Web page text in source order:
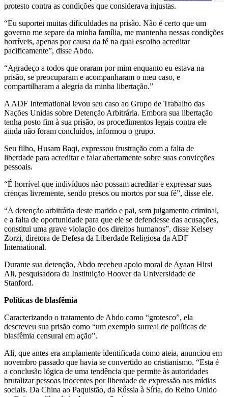
protesto contra as condições que considerava injustas.
“Eu suportei muitas dificuldades na prisão. Não é certo que um
governo me separe da minha família, me mantenha nessas condições
horríveis, apenas por causa da fé na qual escolho acreditar
pacificamente”, disse Abdo.
“Agradeço a todos que oraram por mim enquanto eu estava na
prisão, se preocuparam e acompanharam o meu caso, e
compartilharam a alegria da minha libertação.”
A ADF International levou seu caso ao Grupo de Trabalho das
Nações Unidas sobre Detenção Arbitrária. Embora sua libertação
tenha posto fim à sua prisão, os procedimentos legais contra ele
ainda não foram concluídos, informou o grupo.
Seu filho, Husam Baqi, expressou frustração com a falta de
liberdade para acreditar e falar abertamente sobre suas convicções
pessoais.
“É horrível que indivíduos não possam acreditar e expressar suas
crenças livremente, sendo presos ou mortos por sua fé”, disse ele.
“A detenção arbitrária deste marido e pai, sem julgamento criminal,
e a falta de oportunidade para que ele se defendesse das acusações,
constitui uma grave violação dos direitos humanos”, disse Kelsey
Zorzi, diretora de Defesa da Liberdade Religiosa da ADF
International.
Durante sua detenção, Abdo recebeu apoio moral de Ayaan Hirsi
Ali, pesquisadora da Instituição Hoover da Universidade de
Stanford.
Políticas de blasfêmia
Caracterizando o tratamento de Abdo como “grotesco”, ela
descreveu sua prisão como “um exemplo surreal de políticas de
blasfêmia censural em ação”.
Ali, que antes era amplamente identificada como ateia, anunciou em
novembro passado que havia se convertido ao cristianismo. “Esta é
a conclusão lógica de uma tendência que permite às autoridades
brutalizar pessoas inocentes por liberdade de expressão nas mídias
sociais. Da China ao Paquistão, da Rússia à Síria, do Reino Unido